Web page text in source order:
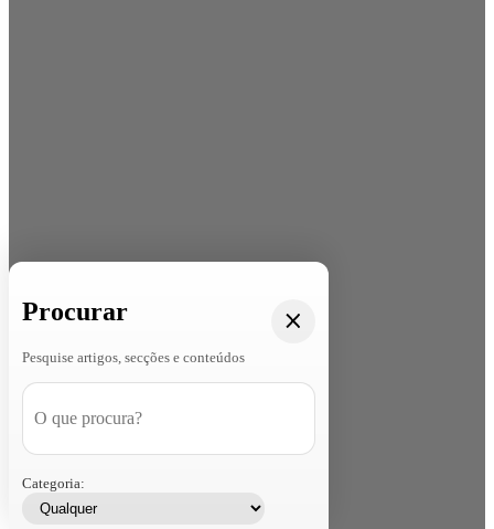
Procurar
Pesquise artigos, secções e conteúdos
Categoria: